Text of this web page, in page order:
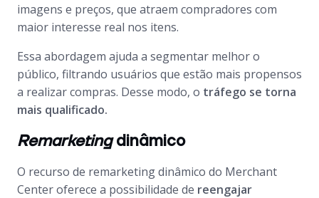
imagens e preços, que atraem compradores com
maior interesse real nos itens.
Essa abordagem ajuda a segmentar melhor o
público, filtrando usuários que estão mais propensos
a realizar compras. Desse modo, o tráfego se torna
mais qualificado.
Remarketingdinâmico
O recurso de remarketingdinâmico do Merchant
Centeroferece a possibilidade de reengajar